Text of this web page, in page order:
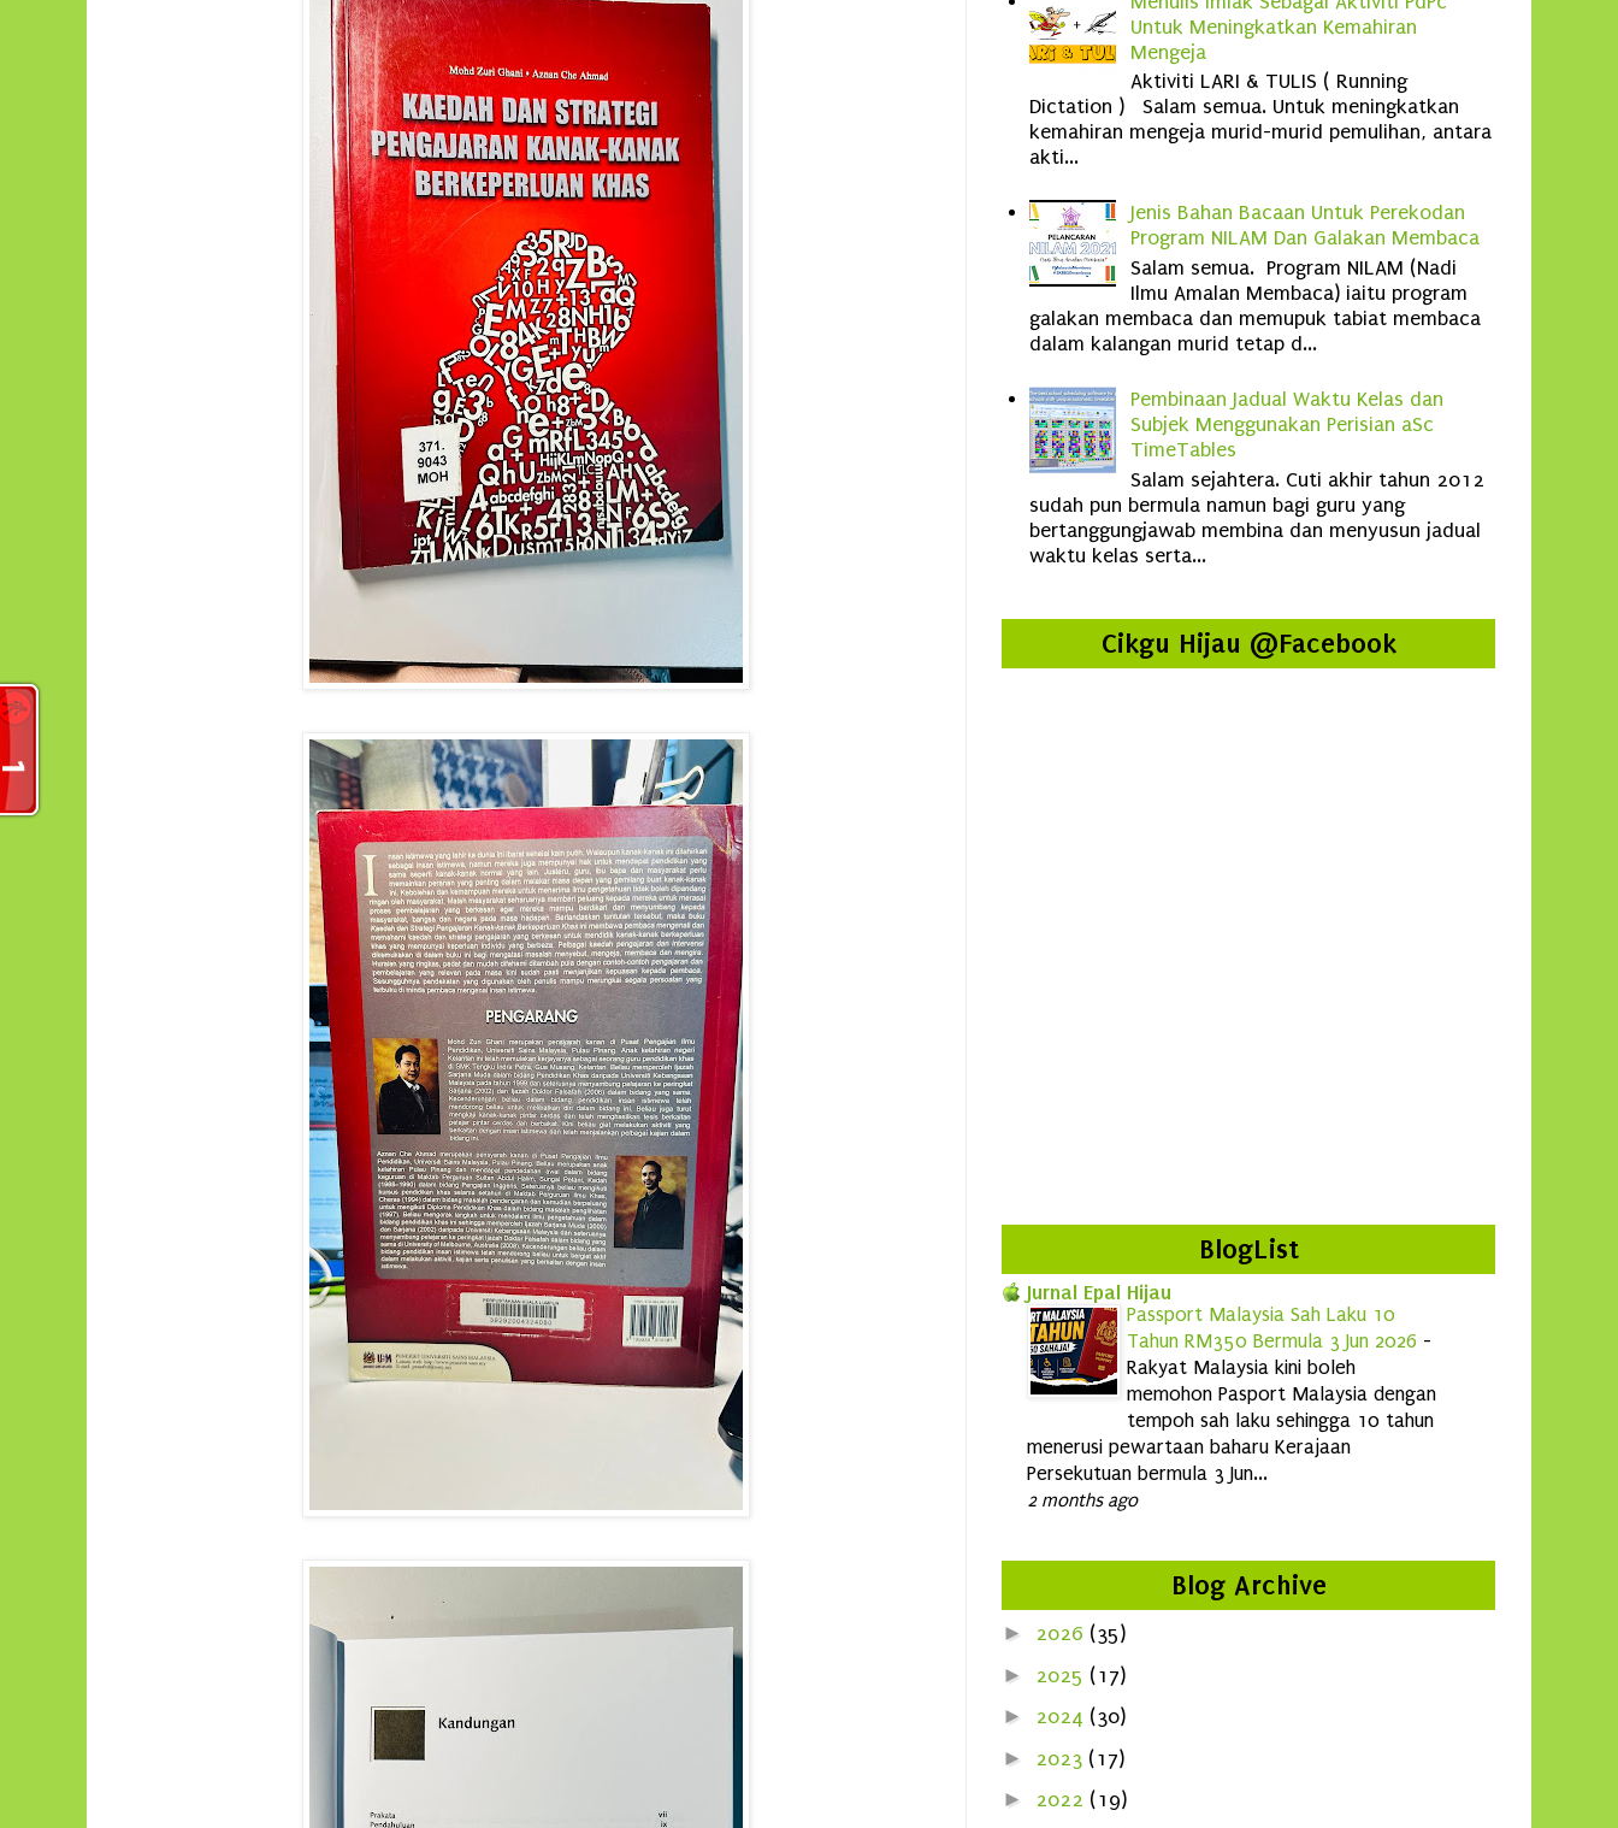
Untuk Meningkatkan Kemahiran
Mengeja
Aktiviti LARI & TULIS ( Running
Dictation ) Salam semua. Untuk meningkatkan
kemahiran mengeja murid-murid pemulihan, antara
akti...
Jenis Bahan Bacaan Untuk Perekodan
Program NILAM Dan Galakan Membaca
Salam semua. Program NILAM (Nadi
Ilmu Amalan Membaca) iaitu program
galakan membaca dan memupuk tabiat membaca
dalam kalangan murid tetap d...
Pembinaan Jadual Waktu Kelas dan
Subjek Menggunakan Perisian aSc
TimeTables
Salam sejahtera. Cuti akhir tahun 2012
sudah pun bermula namun bagi guru yang
bertanggungjawab membina dan menyusun jadual
waktu kelas serta...
Cikgu Hijau @Facebook
BlogList
Jurnal Epal Hijau
Passport Malaysia Sah Laku 10
Tahun RM350 Bermula 3 Jun 2026 -
Rakyat Malaysia kini boleh
memohon Pasport Malaysia dengan
tempoh sah laku sehingga 10 tahun
menerusi pewartaan baharu Kerajaan
Persekutuan bermula 3 Jun...
2 months ago
Blog Archive
► 2026 (35)
► 2025 (17)
► 2024 (30)
► 2023 (17)
► 2022 (19)